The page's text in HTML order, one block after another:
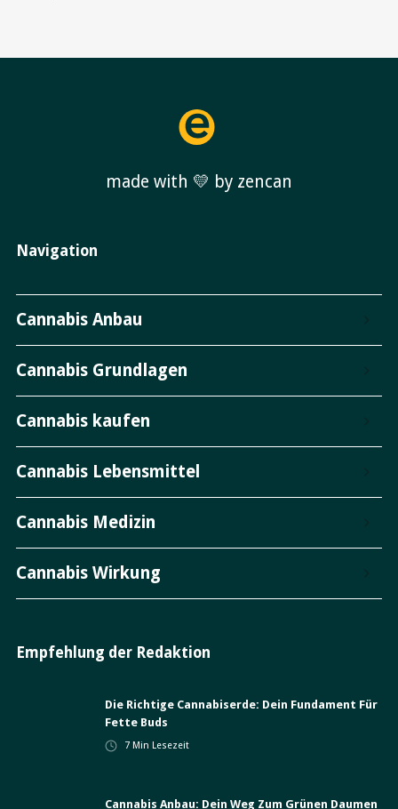
made with 💛 by zencan
Navigation
Cannabis Anbau
Cannabis Grundlagen
Cannabis kaufen
Cannabis Lebensmittel
Cannabis Medizin
Cannabis Wirkung
Empfehlung der Redaktion
Die Richtige Cannabiserde: Dein Fundament Für
Fette Buds
7 Min Lesezeit
Cannabis Anbau: Dein Weg Zum Grünen Daumen